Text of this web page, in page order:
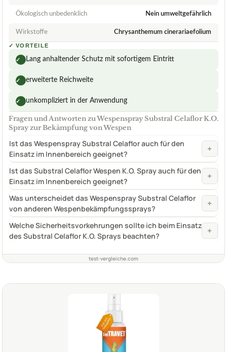
Ökologisch unbedenklich Nein umweltgefährlich
Wirkstoffe Chrysanthemum cinerariaefolium
✓ VORTEILE
✓ Lang anhaltender Schutz mit sofortigem Eintritt
✓ erweiterte Reichweite
✓ unkompliziert in der Anwendung
Fragen und Antworten zu Wespenspray Substral Celaflor K.O.
Spray zur Bekämpfung von Wespen
Ist das Wespenspray Substral Celaflor auch für den
Einsatz im Innenbereich geeignet?
+
Ist das Substral Celaflor Wespen K.O. Spray auch für den
Einsatz im Innenbereich geeignet?
+
Was unterscheidet das Wespenspray Substral Celaflor
von anderen Wespenbekämpfungssprays?
+
Welche Sicherheitsvorkehrungen sollte ich beim Einsatz
des Substral Celaflor K.O. Sprays beachten?
+
test-vergleiche.com